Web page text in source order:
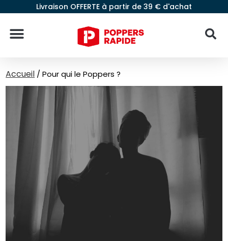
Livraison OFFERTE à partir de 39 € d'achat
Accueil /Pour qui le Poppers ?